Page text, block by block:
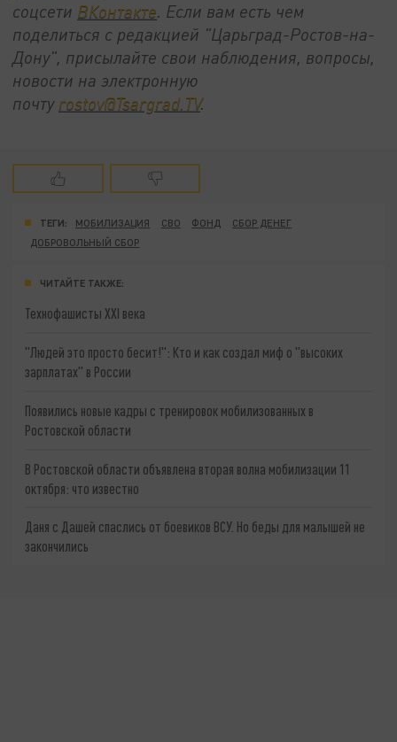
соцсети ВКонтакте. Если вам есть чем
поделиться с редакцией "Царьград-Ростов-на-
Дону", присылайте свои наблюдения, вопросы,
новости на электронную
почту rostov@Tsargrad.ТV.
ТЕГИ: МОБИЛИЗАЦИЯ СВО ФОНД
СБОР ДЕНЕГ
ДОБРОВОЛЬНЫЙ СБОР
ЧИТАЙТЕ ТАКЖЕ:
Технофашисты XXI века
"Людей это просто бесит!": Кто и как создал миф о "высоких
зарплатах" в России
Появились новые кадры с тренировок мобилизованных в
Ростовской области
В Ростовской области объявлена вторая волна мобилизации 11
октября: что известно
Даня с Дашей спаслись от боевиков ВСУ. Но беды для малышей не
закончились